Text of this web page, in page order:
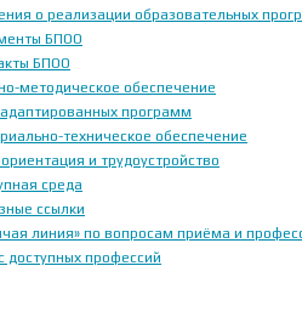
о реализации образовательных
БПОО
БПОО
методическое обеспечение
программ
техническое обеспечение
и трудоустройство
среда
ссылки
линия» по вопросам приёма и
доступных профессий